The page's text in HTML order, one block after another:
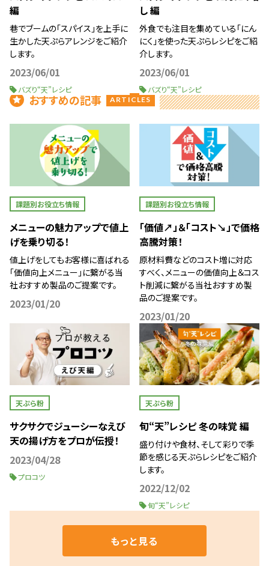
編
巷でブームの「スパイス」を上手に
生かした天ぷらアレンジをご紹介
します。
2023/06/01
バズり“天”レシピ
し 編
外食でも注目を集めている「にん
にく」を使った天ぷらレシピをご紹
介します。
2023/06/01
バズり“天”レシピ
おすすめの記事 ARTICLES
課題別お役立ち情報
メニューの魅力アップで値上
げを乗り切る！
値上げをしてもお客様に喜ばれる
「価値向上メニュー」に繋がる当
社おすすめ製品のご提案です。
2023/01/20
課題別お役立ち情報
「価値↗」＆「コスト↘」で価格
高騰対策！
原材料費などのコスト増に対応
すべく、メニューの価値向上＆コス
ト削減に繋がる当社おすすめ製
品のご提案です。
2023/01/20
天ぷら粉
サクサクでジューシーなえび
天の揚げ方をプロが伝授！
2023/04/28
プロコツ
天ぷら粉
旬“天”レシピ 冬の味覚 編
盛り付けや食材、そして彩りで季
節を感じる天ぷらレシピをご紹介
します。
2022/12/02
旬“天”レシピ
もっと見る